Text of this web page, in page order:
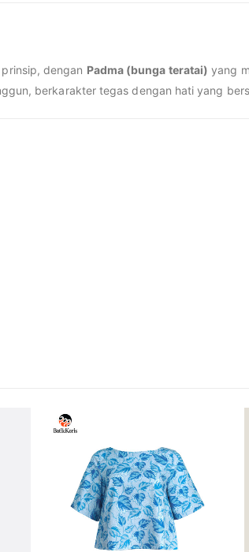
dengan Padma (bunga teratai) yang
berkarakter tegas dengan hati yang